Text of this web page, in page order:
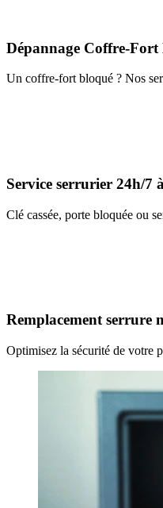
Dépannage Coffre-Fort
Un coffre-fort bloqué ? Nos
Service serrurier 24h/7
Clé cassée, porte bloquée ou
Remplacement serrure
Optimisez la sécurité de votre